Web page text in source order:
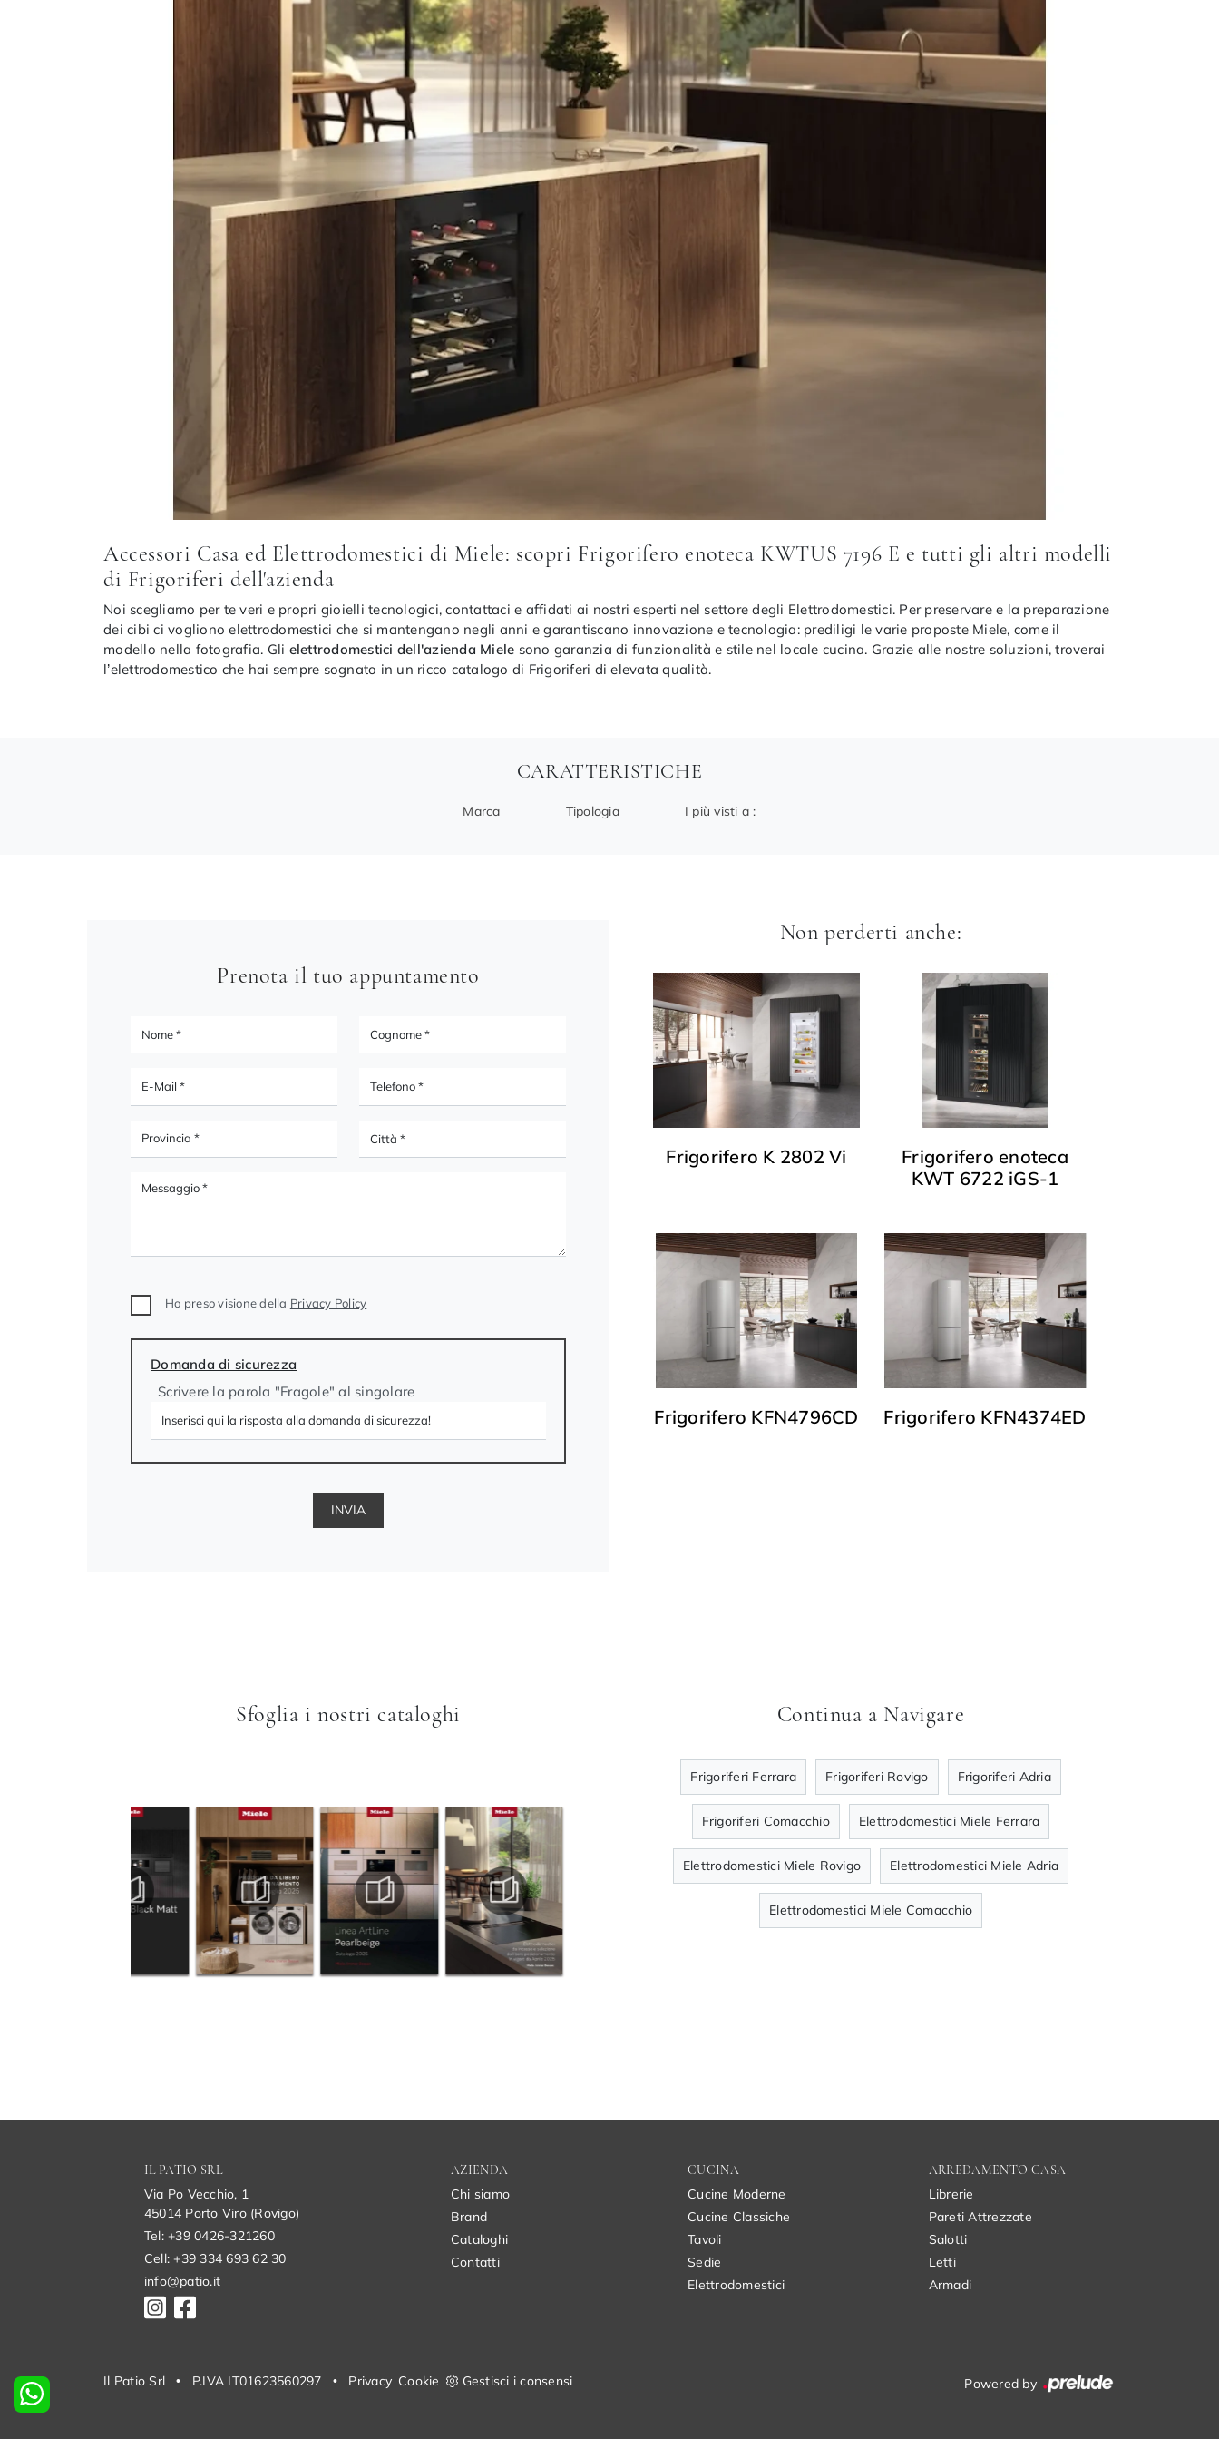
Accessori Casa ed Elettrodomestici di Miele: scopri Frigorifero enoteca KWTUS 7196 E e tutti gli altri modelli
di Frigoriferi dell'azienda
Noi scegliamo per te veri e propri gioielli tecnologici, contattaci e affidati ai nostri esperti nel settore degli Elettrodomestici. Per preservare e la preparazione
dei cibi ci vogliono elettrodomestici che si mantengano negli anni e garantiscano innovazione e tecnologia: prediligi le varie proposte Miele, come il
modello nella fotografia. Gli elettrodomestici dell'azienda Miele sono garanzia di funzionalità e stile nel locale cucina. Grazie alle nostre soluzioni, troverai
l’elettrodomestico che hai sempre sognato in un ricco catalogo di Frigoriferi di elevata qualità.
CARATTERISTICHE
Marca Tipologia I più visti a :
Prenota il tuo appuntamento
Ho preso visione della Privacy Policy
Domanda di sicurezza
Scrivere la parola "Fragole" al singolare
INVIA
Non perderti anche:
Frigorifero K 2802 Vi
Frigorifero enoteca
KWT 6722 iGS-1
Frigorifero KFN4796CD Frigorifero KFN4374ED
Sfoglia i nostri cataloghi Continua a Navigare
Frigoriferi Ferrara Frigoriferi Rovigo Frigoriferi Adria
Frigoriferi Comacchio Elettrodomestici Miele Ferrara
Elettrodomestici Miele Rovigo Elettrodomestici Miele Adria
Elettrodomestici Miele Comacchio
IL PATIO SRL
Via Po Vecchio, 1
45014 Porto Viro (Rovigo)
Tel: +39 0426-321260
Cell: +39 334 693 62 30
info@patio.it
AZIENDA
Chi siamo
Brand
Cataloghi
Contatti
CUCINA
Cucine Moderne
Cucine Classiche
Tavoli
Sedie
Elettrodomestici
ARREDAMENTO CASA
Librerie
Pareti Attrezzate
Salotti
Letti
Armadi
Il Patio Srl • P.IVA IT01623560297 • Privacy Cookie Gestisci i consensi Powered by